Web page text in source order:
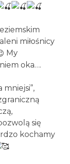
miłośnicy
My
oka….
mniejsi”,
się
kochamy